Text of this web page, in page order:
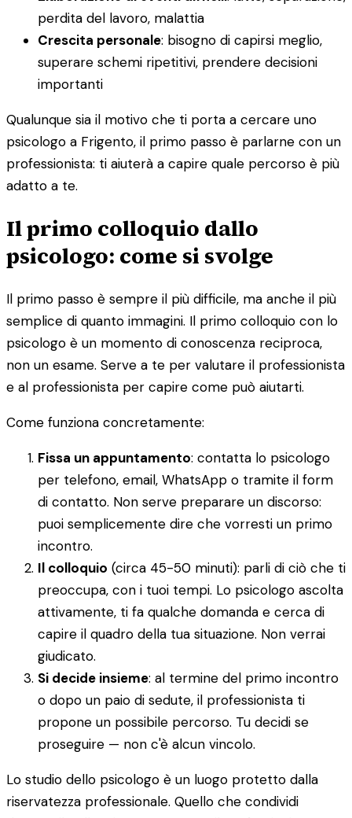
perdita del lavoro, malattia
Crescita personale: bisogno di capirsi meglio,
superare schemi ripetitivi, prendere decisioni
importanti
Qualunque sia il motivo che ti porta a cercare uno
psicologo a Frigento, il primo passo è parlarne con un
professionista: ti aiuterà a capire quale percorso è più
adatto a te.
Il primo colloquio dallo
psicologo: come si svolge
Il primo passo è sempre il più difficile, ma anche il più
semplice di quanto immagini. Il primo colloquio con lo
psicologo è un momento di conoscenza reciproca,
non un esame. Serve a te per valutare il professionista
e al professionista per capire come può aiutarti.
Come funziona concretamente:
Fissa un appuntamento: contatta lo psicologo
per telefono, email, WhatsApp o tramite il form
di contatto. Non serve preparare un discorso:
puoi semplicemente dire che vorresti un primo
incontro.
Il colloquio (circa 45-50 minuti): parli di ciò che ti
preoccupa, con i tuoi tempi. Lo psicologo ascolta
attivamente, ti fa qualche domanda e cerca di
capire il quadro della tua situazione. Non verrai
giudicato.
Si decide insieme: al termine del primo incontro
o dopo un paio di sedute, il professionista ti
propone un possibile percorso. Tu decidi se
proseguire — non c'è alcun vincolo.
Lo studio dello psicologo è un luogo protetto dalla
riservatezza professionale. Quello che condividi